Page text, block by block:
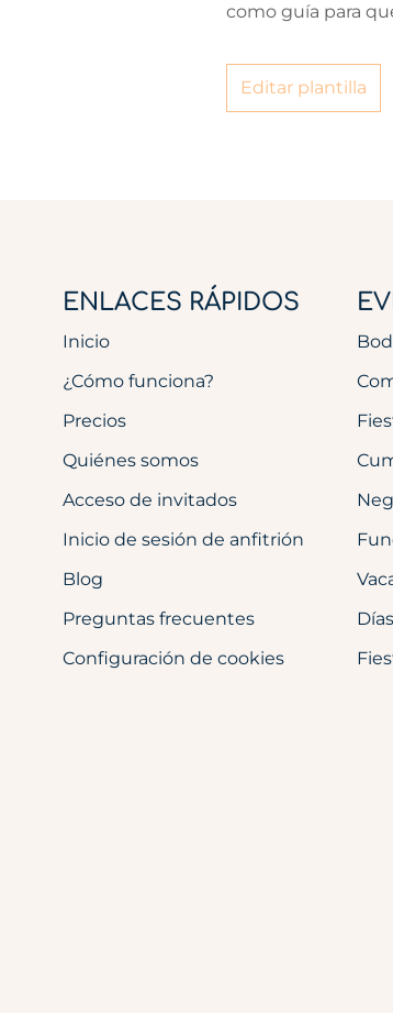
como guía para
Editar plantilla
ENLACES RÁPIDOS
Inicio
¿Cómo funciona?
Precios
Quiénes somos
Acceso de invitados
Inicio de sesión de anfitrión
Blog
Preguntas frecuentes
Configuración de cookies